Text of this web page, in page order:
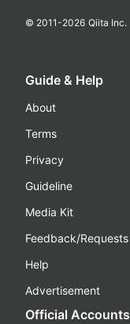
© 2011-2026 Qiita Inc.
Guide & Help
About
Terms
Privacy
Guideline
Media Kit
Feedback/Requests
Help
Advertisement
Official Accounts